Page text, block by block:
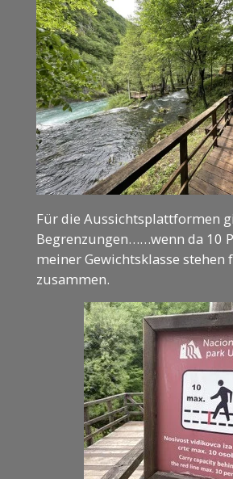
Für die Aussichtsplattformen
Begrenzungen……wenn da 10
meiner Gewichtsklasse stehen
zusammen.